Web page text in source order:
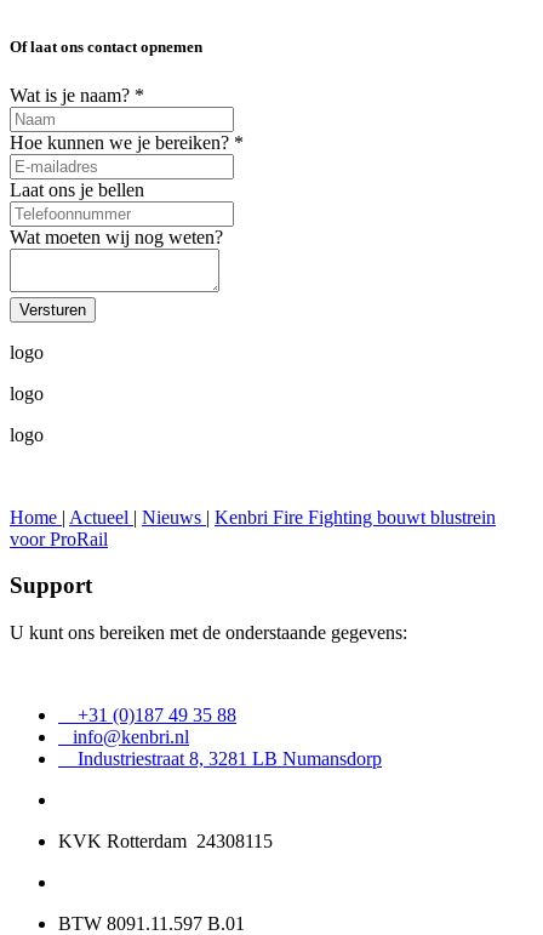
Of laat ons contact opnemen
Wat is je naam? *
Hoe kunnen we je bereiken? *
Laat ons je bellen
Wat moeten wij nog weten?
logo
logo
logo
Home | Actueel | Nieuws | Kenbri Fire Fighting bouwt blustrein
voor ProRail
Support
U kunt ons bereiken met de onderstaande gegevens:
+31 (0)187 49 35 88
info@kenbri.nl
Industriestraat 8, 3281 LB Numansdorp
KVK Rotterdam 24308115
BTW 8091.11.597 B.01